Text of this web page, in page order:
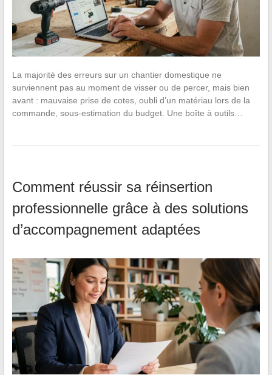
La majorité des erreurs sur un chantier domestique ne
surviennent pas au moment de visser ou de percer, mais bien
avant : mauvaise prise de cotes, oubli d’un matériau lors de la
commande, sous-estimation du budget. Une boîte à outils…
Comment réussir sa réinsertion
professionnelle grâce à des solutions
d’accompagnement adaptées